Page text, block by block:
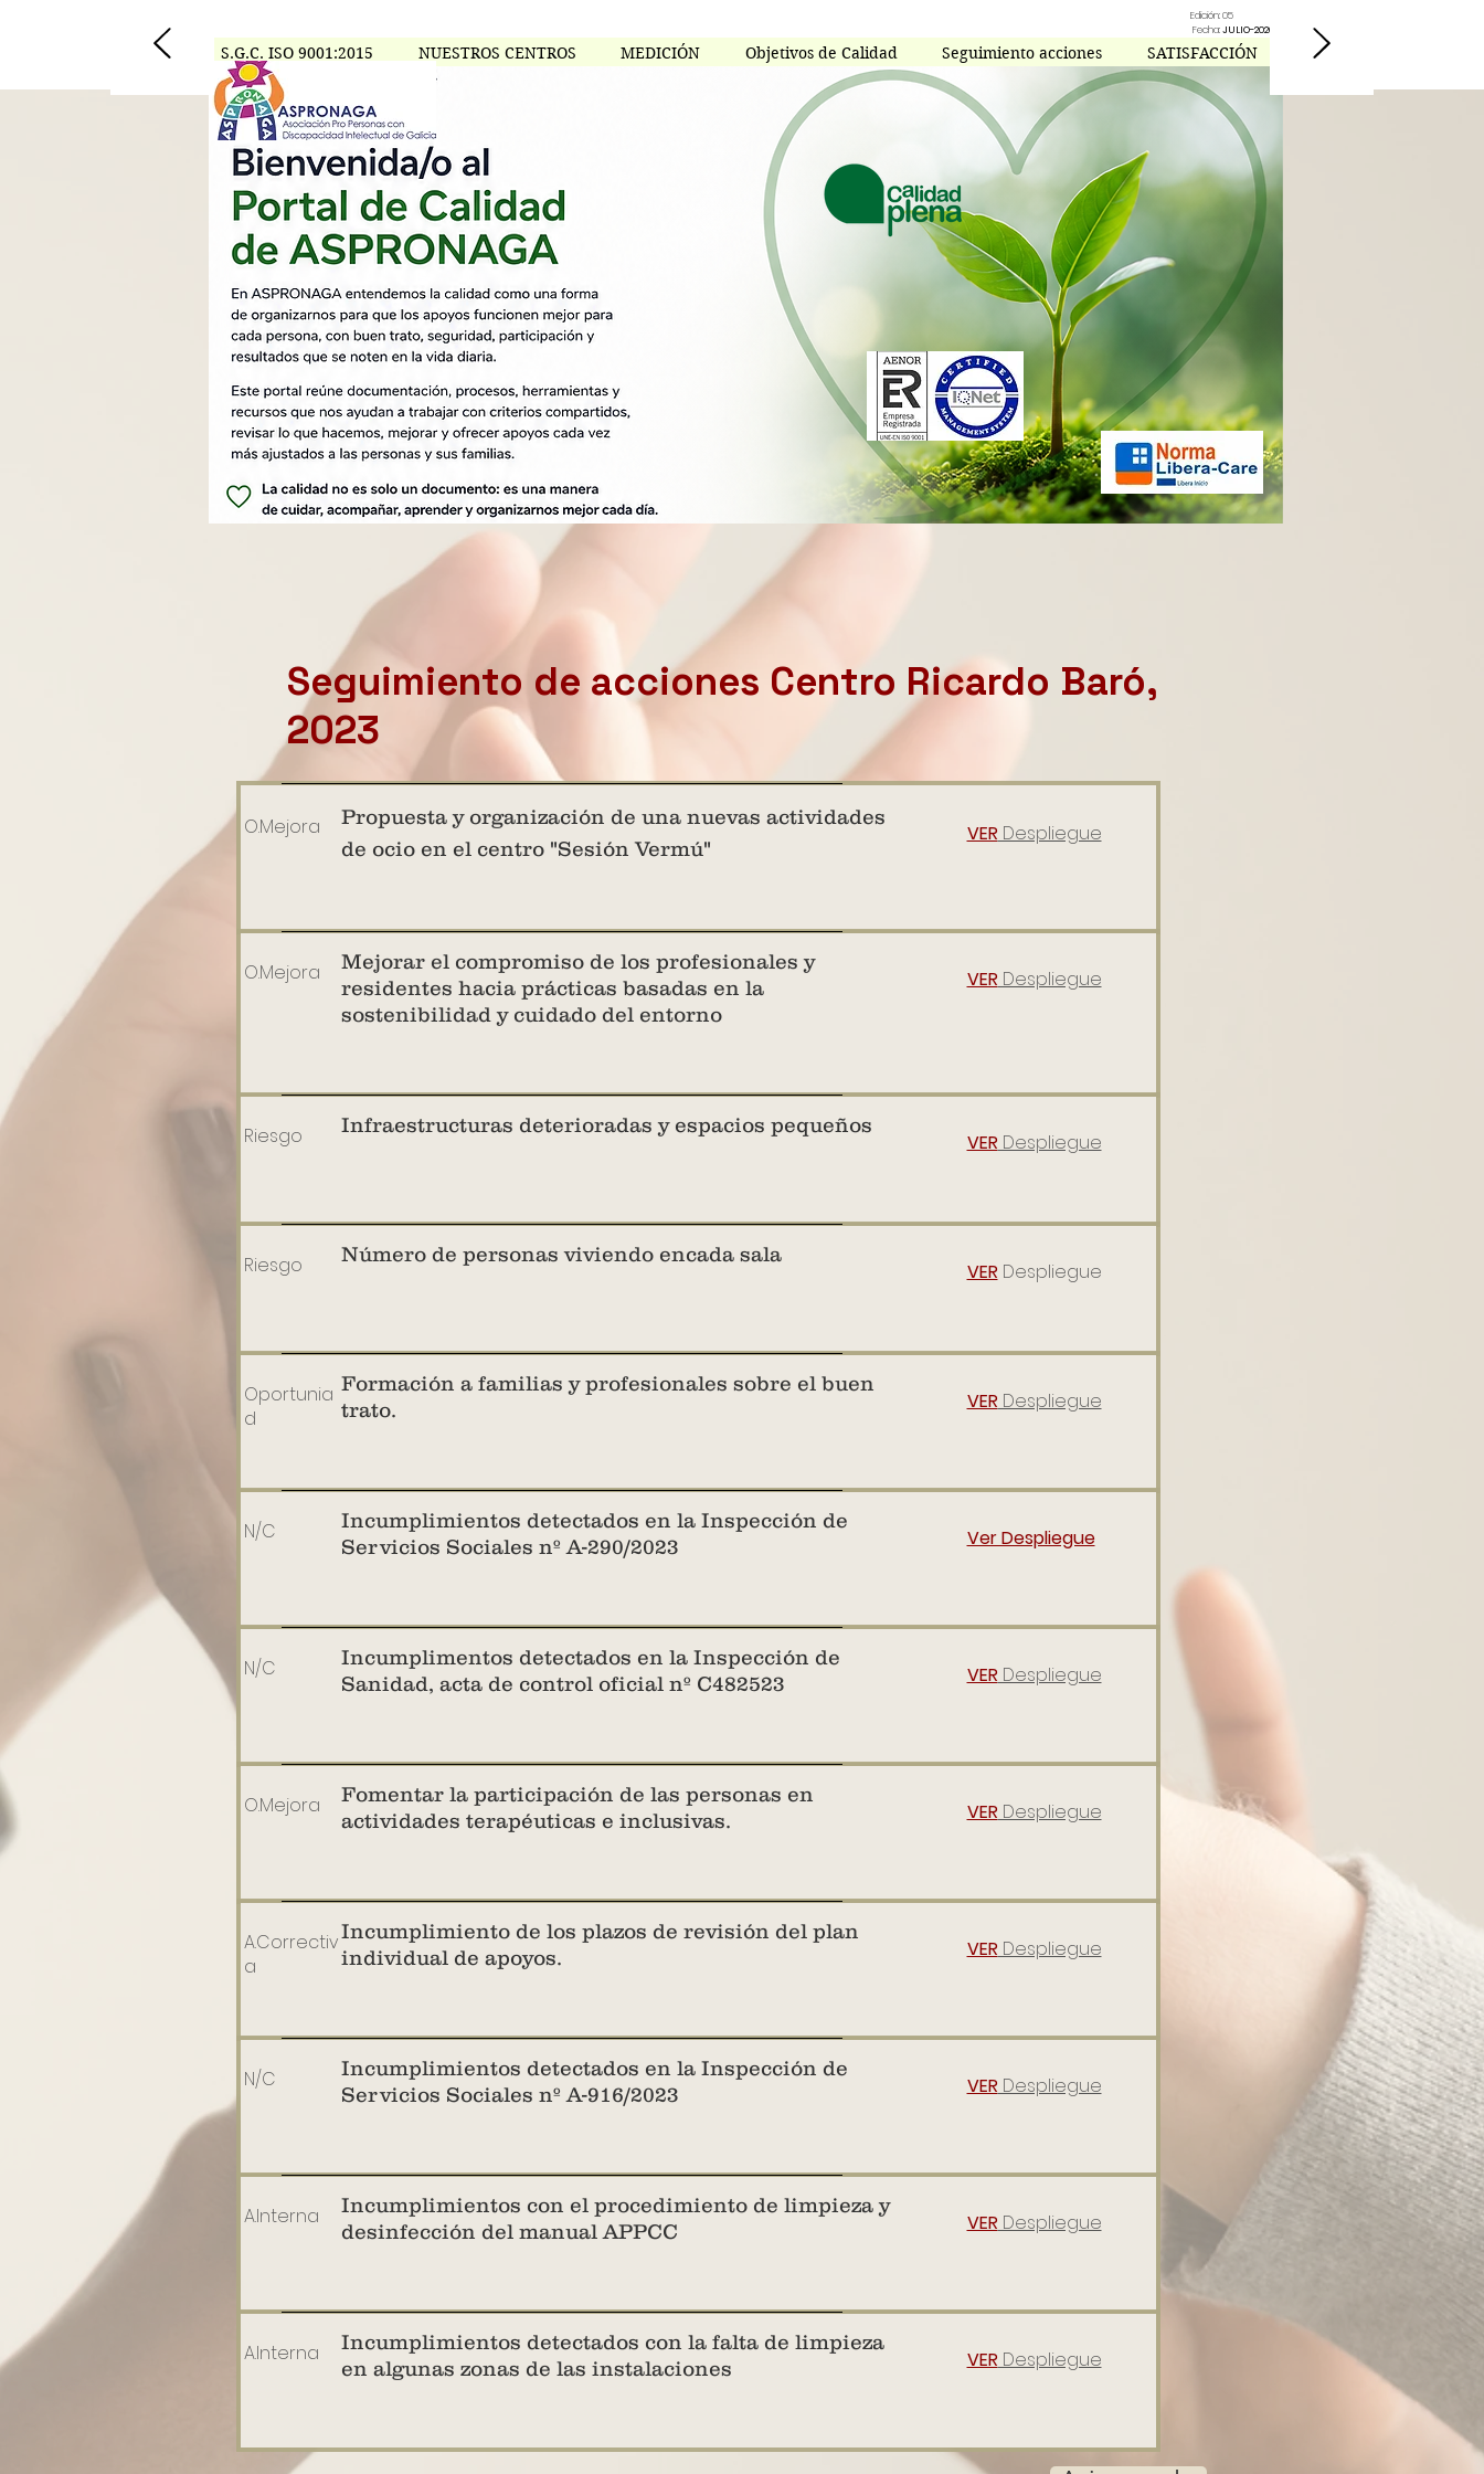
Edición: 05
Fecha:JULIO-2026
S.G.C. ISO 9001:2015 NUESTROS CENTROS MEDICIÓN Objetivos de Calidad Seguimiento acciones SATISFACCIÓN
Seguimiento de acciones Centro Ricardo Baró,
2023
O.Mejora
Propuesta y organización de una nuevas actividades
de ocio en el centro "Sesión Vermú"
VER Despliegue
O.Mejora
Mejorar el compromiso de los profesionales y
residentes hacia prácticas basadas en la
sostenibilidad y cuidado del entorno
VER Despliegue
Riesgo Infraestructuras deterioradas y espacios pequeños
VER Despliegue
Riesgo Número de personas viviendo encada sala
VER Despliegue
Oportunia
d
Formación a familias y profesionales sobre el buen
trato.
VER Despliegue
N/C
Incumplimientos detectados en la Inspección de
Servicios Sociales nº A-290/2023
Ver Despliegue
N/C
Incumplimentos detectados en la Inspección de
Sanidad, acta de control oficial nº C482523
VER Despliegue
O.Mejora
Fomentar la participación de las personas en
actividades terapéuticas e inclusivas.
VER Despliegue
A.Correctiv
a
Incumplimiento de los plazos de revisión del plan
individual de apoyos.
VER Despliegue
N/C
Incumplimientos detectados en la Inspección de
Servicios Sociales nº A-916/2023
VER Despliegue
A.Interna
Incumplimientos con el procedimiento de limpieza y
desinfección del manual APPCC
VER Despliegue
A.Interna
Incumplimientos detectados con la falta de limpieza
en algunas zonas de las instalaciones
VER Despliegue